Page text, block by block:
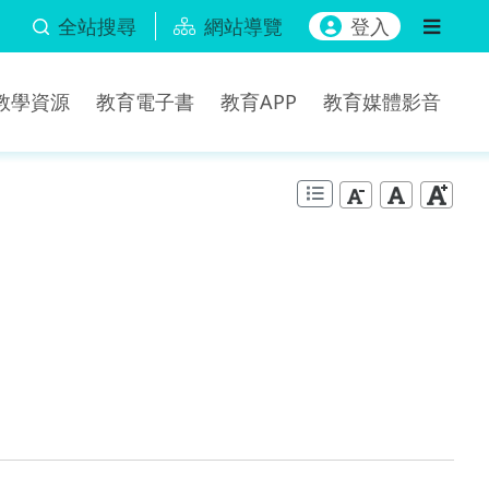
全站搜尋 網站導覽 登入
學資源 教育電子書 教育APP 教育媒體影音